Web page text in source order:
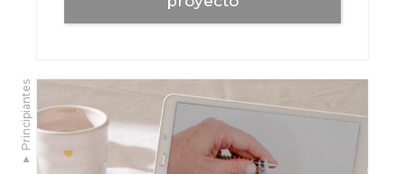
▼ Principiantes